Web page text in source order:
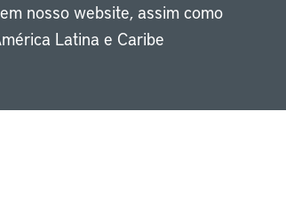
nosso website, assim como
Latina e Caribe